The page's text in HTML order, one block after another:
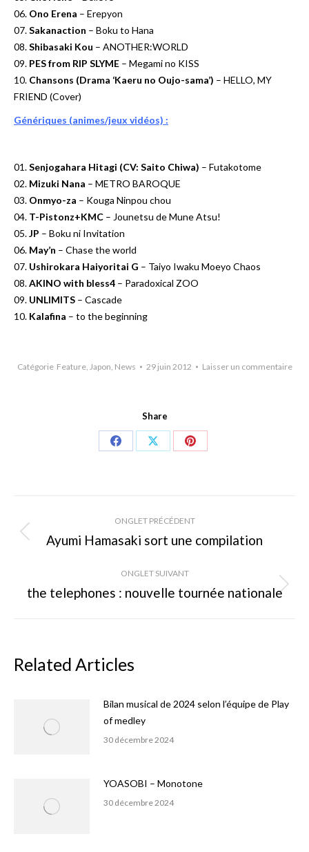
06. Ono Erena – Erepyon
07.Sakanaction – Boku to Hana
08.Shibasaki Kou – ANOTHER:WORLD
09. PES from RIP SLYME – Megami no KISS
10. Chansons (Drama ‘Kaeru no Oujo-sama’) – HELLO, MY
FRIEND (Cover)
Génériques (animes/jeux vidéos) :
01.Senjogahara Hitagi (CV: Saito Chiwa) – Futakotome
02. Mizuki Nana – METRO BAROQUE
03. Onmyo-za – Kouga Ninpou chou
04. T-Pistonz+KMC – Jounetsu de Mune Atsu!
05.JP – Boku ni Invitation
06. May’n – Chase the world
07. Ushirokara Haiyoritai G – Taiyo Iwaku Moeyo Chaos
08.AKINO with bless4 – Paradoxical ZOO
09. UNLIMITS – Cascade
10. Kalafina – to the beginning
Catégorie Feature, Japon, News 29 juin 2012 Laisser un commentaire
Share
Share
Share
Share
Navigation
de
commentaire
ONGLET PRÉCÉDENT
Onglet
Ayumi Hamasaki sort une compilation
ONGLET SUIVANT
Onglet
the telephones : nouvelle tournée nationale
Related Articles
Bilan musical de 2024 selon l’équipe de Play
of medley
30 décembre 2024
YOASOBI – Monotone
30 décembre 2024